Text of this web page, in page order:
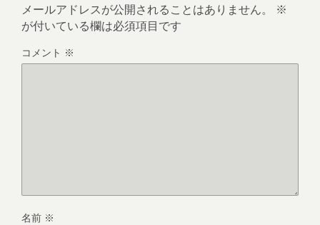
メールアドレスが公開されることはありません。
※
が付いている欄は必須項目です
コメント ※
名前 ※